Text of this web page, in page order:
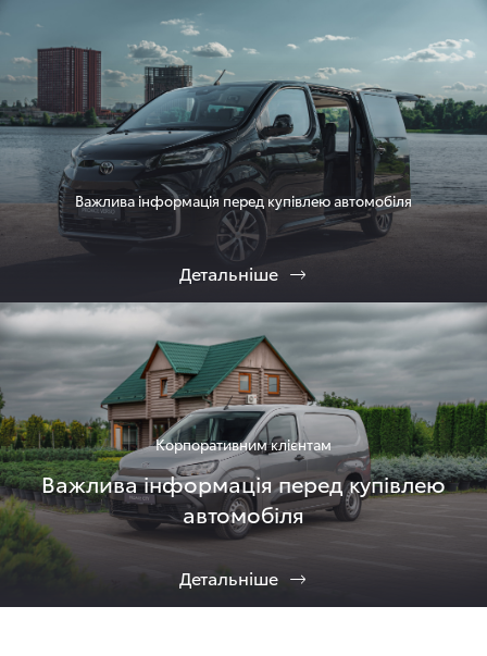
Важлива інформація перед купівлею автомобіля
Детальніше
Корпоративним клієнтам
Важлива інформація перед купівлею
автомобіля
Детальніше